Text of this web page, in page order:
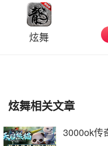
炫舞
炫舞相关文章
3000ok传